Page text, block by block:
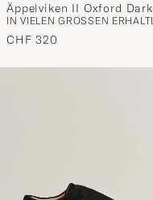
Äppelviken II Oxford Dark
Brown Calf
CHF 320